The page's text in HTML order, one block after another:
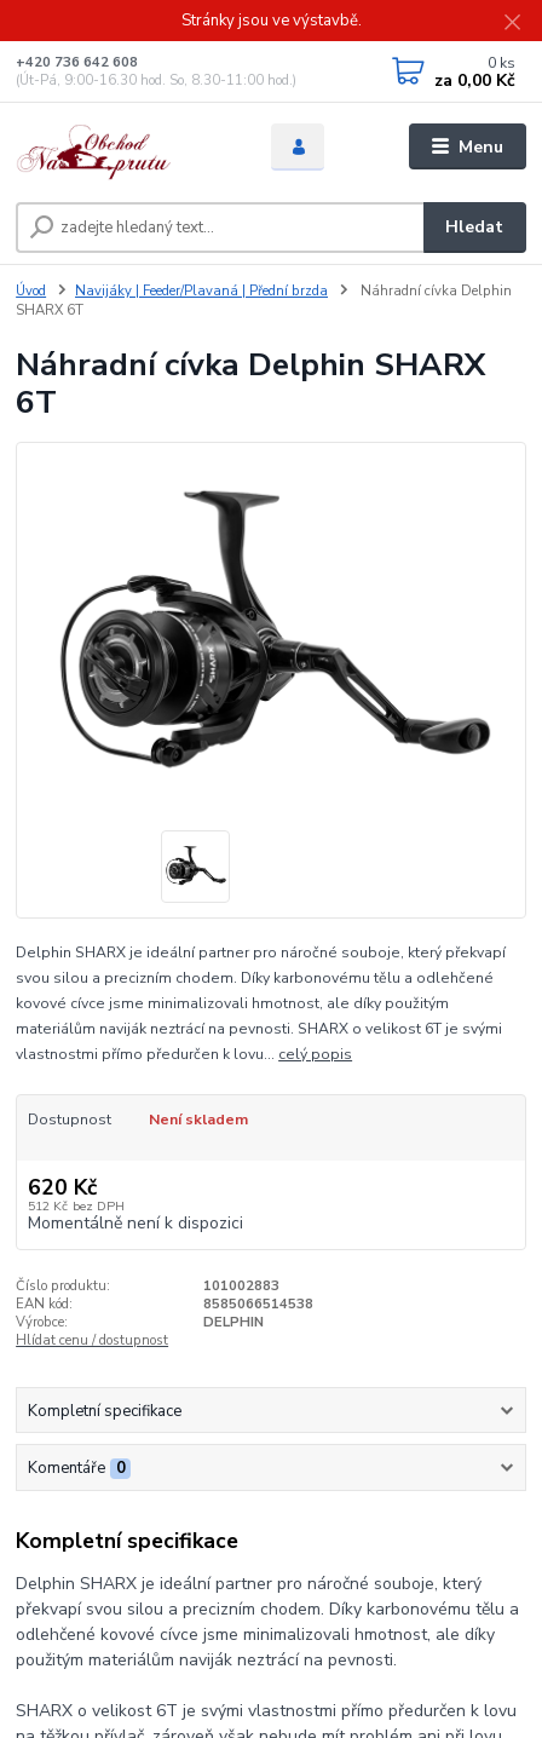
Stránky jsou ve výstavbě.
Menu
Hledat
+420 736 642 608
(Út-Pá, 9:00-16.30 hod. So, 8.30-11:00 hod.)
0 ks
za 0,00 Kč
Úvod Navijáky | Feeder/Plavaná | Přední brzda
Náhradní cívka Delphin
SHARX 6T
Náhradní cívka Delphin SHARX
6T
Delphin SHARX je ideální partner pro náročné souboje, který překvapí
svou silou a precizním chodem. Díky karbonovému tělu a odlehčené
kovové cívce jsme minimalizovali hmotnost, ale díky použitým
materiálům naviják neztrácí na pevnosti. SHARX o velikost 6T je svými
vlastnostmi přímo předurčen k lovu... celý popis
Dostupnost Není skladem
620 Kč
512 Kč bez DPH
Momentálně není k dispozici
Číslo produktu:
101002883
EAN kód:
8585066514538
Výrobce:
DELPHIN
Hlídat cenu / dostupnost
Kompletní specifikace
Komentáře 0
Kompletní specifikace
Delphin SHARX je ideální partner pro náročné souboje, který
překvapí svou silou a precizním chodem. Díky karbonovému tělu a
odlehčené kovové cívce jsme minimalizovali hmotnost, ale díky
použitým materiálům naviják neztrácí na pevnosti.
SHARX o velikost 6T je svými vlastnostmi přímo předurčen k lovu